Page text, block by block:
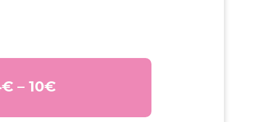
– 10€